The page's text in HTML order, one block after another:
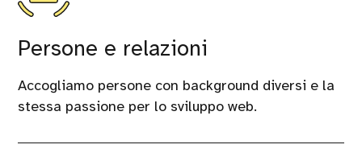
Persone e relazioni
Accogliamo persone con background diversi e la
stessa passione per lo sviluppo web.